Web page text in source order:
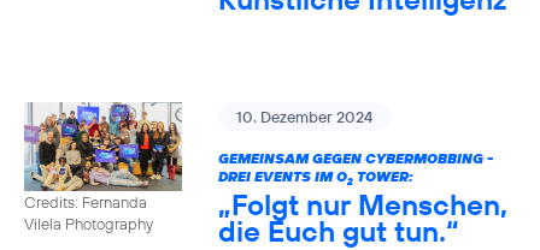
Credits: Fernanda
Vilela Photography
10. Dezember 2024
GEMEINSAM GEGEN CYBERMOBBING -
DREI EVENTS IM O2TOWER:
„Folgt nur Menschen,
die Euch gut tun.“